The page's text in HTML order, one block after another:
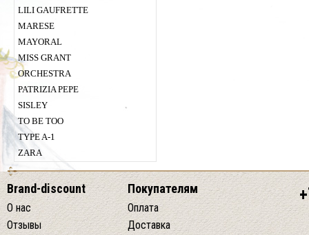
LILI GAUFRETTE
MARESE
MAYORAL
MISS GRANT
ORCHESTRA
PATRIZIA PEPE
SISLEY
TO BE TOO
TYPE A-1
ZARA
Brand-discount
О нас
Отзывы
Покупателям
Оплата
Доставка